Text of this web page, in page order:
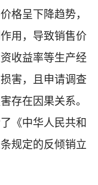
格呈下降趋势，
用，导致销售价
收益率等生产经
害，且申请调查
存在因果关系。
《中华人民共和
规定的反倾销立